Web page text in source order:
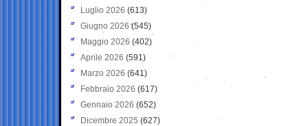
Luglio 2026 (613)
Giugno 2026 (545)
Maggio 2026 (402)
Aprile 2026 (591)
Marzo 2026 (641)
Febbraio 2026 (617)
Gennaio 2026 (652)
Dicembre 2025 (627)